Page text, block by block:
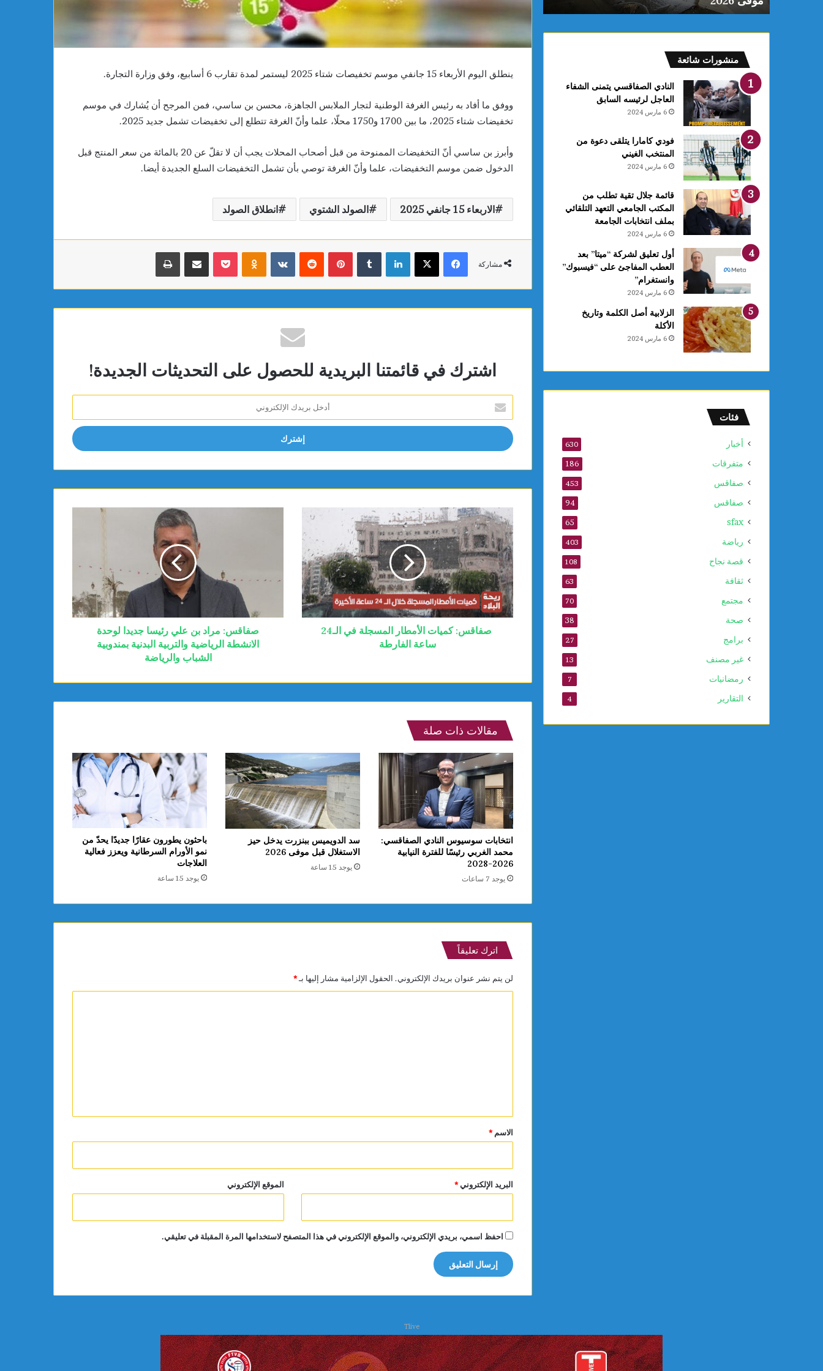
ينطلق اليوم الأربعاء 15 جانفي موسم تخفيصات شتاء 2025 ليستمر لمدة تقارب 6 أسابيع، وفق وزارة التجارة.
ووفق ما أفاد به رئيس الغرفة الوطنية لتجار الملابس الجاهزة، محسن بن ساسي، فمن المرجح أن يُشارك في موسم
تخفيضات شتاء 2025، ما بين 1700 و1750 محلّا، علما وأنّ الغرفة تتطلع إلى تخفيضات تشمل جديد 2025.
وأبرز بن ساسي أنّ التخفيضات الممنوحة من قبل أصحاب المحلات يجب أن لا تقلّ عن 20 بالمائة من سعر المنتج قبل
الدخول ضمن موسم التخفيضات، علما وأنّ الغرفة توصي بأن تشمل التخفيضات السلع الجديدة أيضا.
الاربعاء 15 جانفي 2025 الصولد الشتوي انطلاق الصولد
مشاركة
فيسبوكX لينكدإن بينتيريست Odnoklassniki
بوكيت مشاركة عبر البريد طباعة
اشترك في قائمتنا البريدية للحصول على التحديثات الجديدة!
بريدك
الإلكتروني
صفاقس: كميات الأمطار المسجلة في الـ24
ساعة الفارطة
صفاقس: مراد بن علي رئيسا جديدا لوحدة
الانشطة الرياضية والتربية البدنية بمندوبية
الشباب والرياضة
مقالات ذات صلة
انتخابات سوسيوس النادي الصفاقسي:
محمد الغربي رئيسًا للفترة النيابية
2026-2028
يوجد 7 ساعات
سد الدويميس ببنزرت يدخل حيز
الاستغلال قبل موفى 2026
يوجد 15 ساعة
باحثون يطورون عقارًا جديدًا يحدّ من
نمو الأورام السرطانية ويعزز فعالية
العلاجات
يوجد 15 ساعة
اترك تعليقاً
لن يتم نشر عنوان بريدك الإلكتروني. الحقول الإلزامية مشار إليها بـ*
*
الاسم *
البريد الإلكتروني* الموقع الإلكتروني
احفظ اسمي، بريدي الإلكتروني، والموقع الإلكتروني في هذا المتصفح لاستخدامها المرة المقبلة في تعليقي.
فعالية
العلاجات
الصحي
والبيئة
سنة
منشورات شائعة
النادي الصفاقسي يتمنى الشفاء
العاجل لرئيسه السابق
6 مارس 2024
فودي كامارا يتلقى دعوة من
المنتخب الغيني
6 مارس 2024
قائمة جلال تقية تطلب من
المكتب الجامعي التعهد التلقائي
بملف انتخابات الجامعة
6 مارس 2024
أول تعليق لشركة “ميتا” بعد
العطب المفاجئ على “فيسبوك”
وانستغرام”
6 مارس 2024
الزلابية أصل الكلمة وتاريخ
الأكلة
6 مارس 2024
فئات
أخبار 630
متفرقات 186
صفاقس 453
صفاقس 94
sfax
65
رياضة 403
قصة نجاح 108
ثقافة 63
مجتمع 70
صحة 38
برامج 27
غير مصنف 13
رمضانيات 7
التقارير 4
Tlive